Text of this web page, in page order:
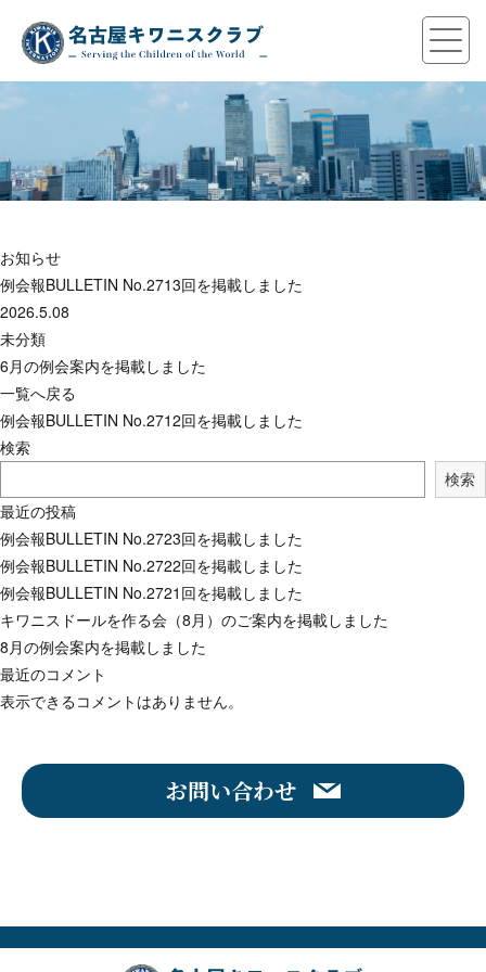
お知らせ
例会報BULLETIN No.2713回を掲載しました
2026.5.08
未分類
6月の例会案内を掲載しました
一覧へ戻る
例会報BULLETIN No.2712回を掲載しました
検索
検索
最近の投稿
例会報BULLETIN No.2723回を掲載しました
例会報BULLETIN No.2722回を掲載しました
例会報BULLETIN No.2721回を掲載しました
キワニスドールを作る会（8月）のご案内を掲載しました
8月の例会案内を掲載しました
最近のコメント
表示できるコメントはありません。
お問い合わせ